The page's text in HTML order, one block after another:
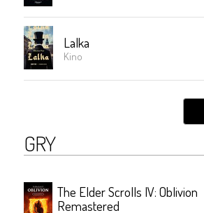
Lalka
Kino
GRY
The Elder Scrolls IV: Oblivion
Remastered